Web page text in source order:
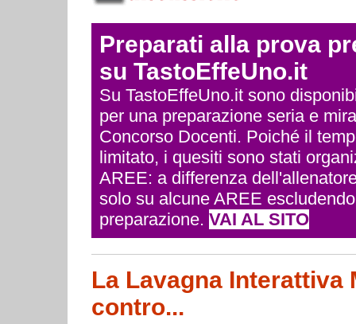
Preparati alla prova
su TastoEffeUno.it
Su TastoEffeUno.it sono
per una preparazione seria e
Concorso Docenti. Poiché il
limitato, i quesiti sono stati
AREE: a differenza
solo su alcune AREE
preparazione. VAI AL SITO
La Lavagna Interattiva
contro...